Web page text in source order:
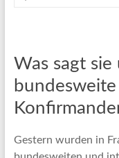
Was sagt
Gestern wurden in